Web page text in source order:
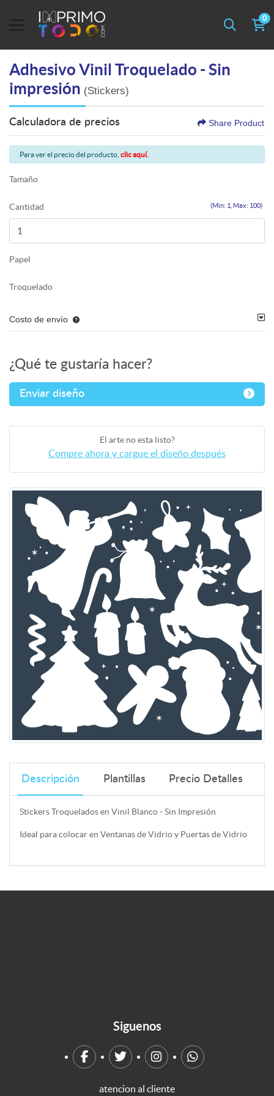
0
Adhesivo Vinil Troquelado - Sin
impresión (Stickers)
Calculadora de precios Share Product
Para ver el precio del producto, clic aquí.
Tamaño
(Min: 1, Max: 100)
Cantidad
Papel
Troquelado
Costo de envío
¿Qué te gustaría hacer?
Enviar diseño
El arte no esta listo?
Compre ahora y cargue el diseño después
Descripción Plantillas Precio Detalles
Stickers Troquelados en Vinil Blanco - Sin Impresión
Ideal para colocar en Ventanas de Vidrio y Puertas de Vidrio
Siguenos
atencion al cliente